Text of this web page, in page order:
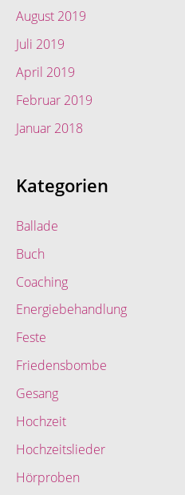
August 2019
Juli 2019
April 2019
Februar 2019
Januar 2018
Kategorien
Ballade
Buch
Coaching
Energiebehandlung
Feste
Friedensbombe
Gesang
Hochzeit
Hochzeitslieder
Hörproben